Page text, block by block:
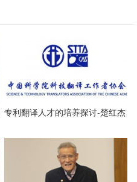
专利翻译人才的培养探讨-楚红杰